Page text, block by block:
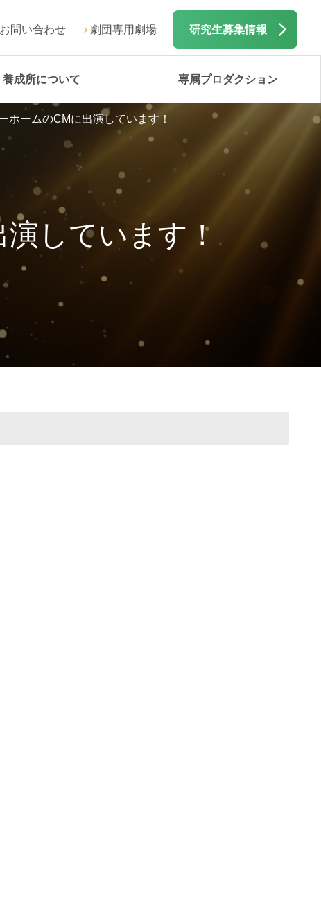
問い合わせ 劇団専用劇場 研究生募集情報
養成所について 専属プロダクション
しています！
ホームのCMに出演しています！